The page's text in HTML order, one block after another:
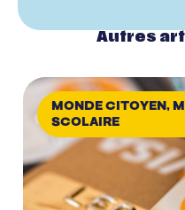
Autres
MONDE CITOYEN,
SCOLAIRE